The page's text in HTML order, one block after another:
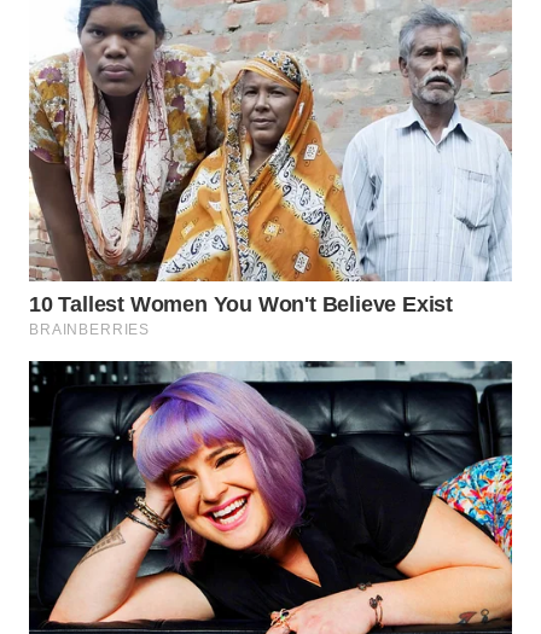
WN
LABUANBAJO
WN
BORNEO
Wahana
Media
Group
WAHANA
WAHANA
TANI
WAHANA
ADVOKAT
WAHANA
INFRASTRUKTUR